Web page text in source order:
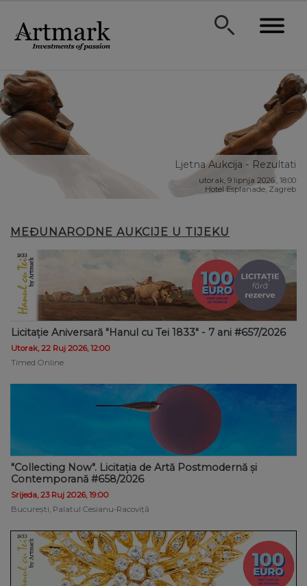
Ljetna Aukcija - Rezultati
MEĐUNARODNE AUKCIJE U TIJEKU
Licitație Aniversară "Hanul cu Tei 1833" - 7 ani #657/2026
Utorak, 22 Ruj 2026, 12:00
Timed Online
"Collecting Now". Licitația de Artă Postmodernă și
Contemporană #658/2026
Srijeda, 23 Ruj 2026, 19:00
București, Palatul Cesianu-Racoviță